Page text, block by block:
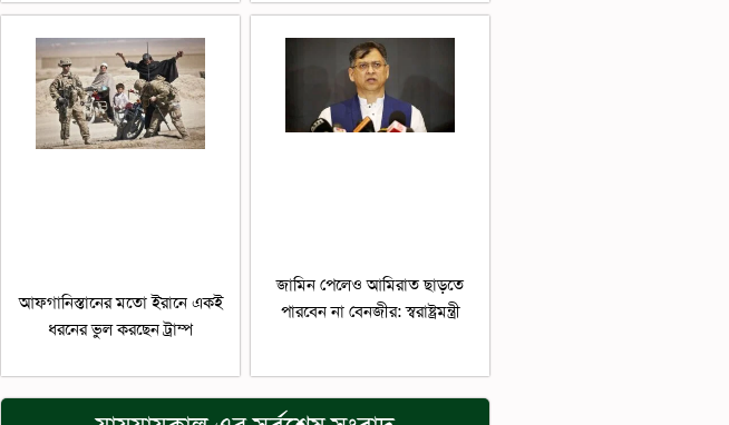
আফগানিস্তানের মতো ইরানে একই
ধরনের ভুল করছেন ট্রাম্প
জামিন পেলেও আমিরাত ছাড়তে
পারবেন না বেনজীর: স্বরাষ্ট্রমন্ত্রী